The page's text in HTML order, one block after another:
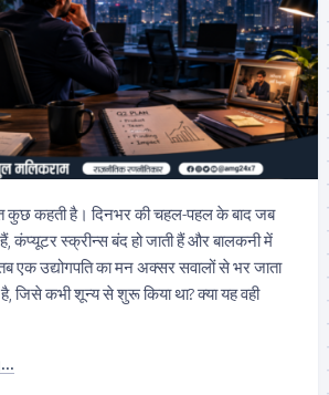
कुछ कहती है। दिनभर की चहल-पहल के बाद जब
हैं, कंप्यूटर स्क्रीन्स बंद हो जाती हैं और बालकनी में
एक उद्योगपति का मन अक्सर सवालों से भर जाता
जिसे कभी शून्य से शुरू किया था? क्या यह वही